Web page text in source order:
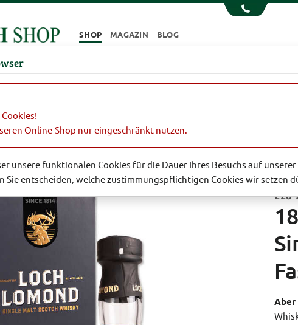
SHOP MAGAZIN BLOG
Parfümerie
228
Aber
Online-Shop nur eingeschränkt nutzen.
unsere funktionalen Cookies für die Dauer Ihres Besuchs auf
Sie entscheiden, welche zustimmungspflichtigen Cookies wir setzen